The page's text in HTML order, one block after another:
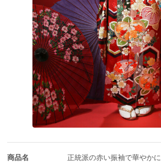
商品名 正統派の赤い振袖で華やかに